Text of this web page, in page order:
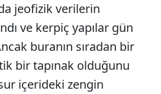
jeofizik verilerin
ve kerpiç yapılar gün
buranın sıradan bir
bir tapınak olduğunu
içerideki zengin